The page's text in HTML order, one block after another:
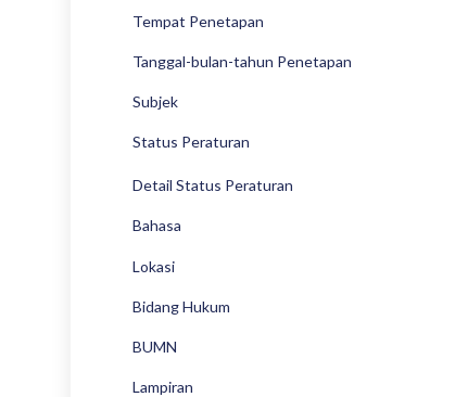
Tempat Penetapan
Tanggal-bulan-tahun Penetapan
Subjek
Status Peraturan
Detail Status Peraturan
Bahasa
Lokasi
Bidang Hukum
BUMN
Lampiran